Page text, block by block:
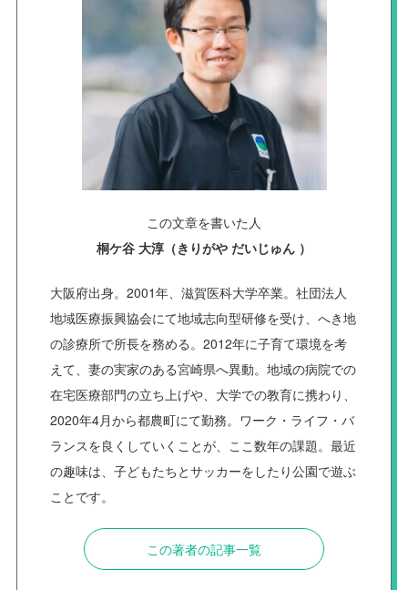
この文章を書いた人
桐ケ谷 大淳（きりがや だいじゅん ）
大阪府出身。2001年、滋賀医科大学卒業。社団法人
地域医療振興協会にて地域志向型研修を受け、へき地
の診療所で所長を務める。2012年に子育て環境を考
えて、妻の実家のある宮崎県へ異動。地域の病院での
在宅医療部門の立ち上げや、大学での教育に携わり、
2020年4月から都農町にて勤務。ワーク・ライフ・バ
ランスを良くしていくことが、ここ数年の課題。最近
の趣味は、子どもたちとサッカーをしたり公園で遊ぶ
ことです。
この著者の記事一覧